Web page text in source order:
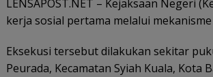
LENSAPOST.NET – Kejaksaan Negeri
kerja sosial pertama melalui
Eksekusi tersebut dilakukan sekitar
Peurada, Kecamatan Syiah Kuala, Kota